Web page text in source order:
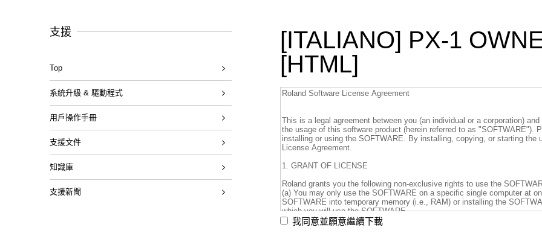
[ITALIANO] PX-1
[HTML]
我同意並願意繼續下載
支援
Top
系統升級 & 驅動程式
用戶操作手冊
支援文件
知識庫
支援新聞